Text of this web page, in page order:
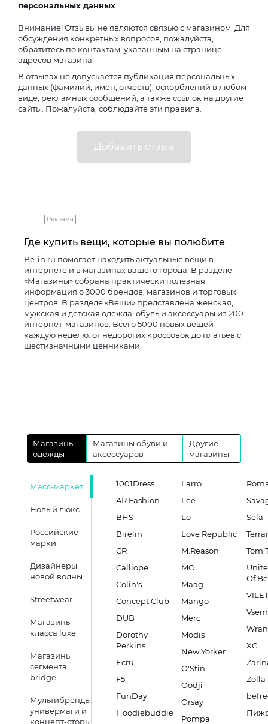
персональных данных
Внимание! Отзывы не являются связью с магазином. Для
обсуждения конкретных вопросов, пожалуйста,
обратитесь по контактам, указанным на странице
адресов магазина.
В отзывах не допускается публикация персональных
данных (фамилий, имен, отчеств), оскорблений в любом
виде, рекламных сообщений, а также ссылок на другие
сайты. Пожалуйста, соблюдайте эти правила.
Реклама
Где купить вещи, которые вы полюбите
Be-in.ru помогает находить актуальные вещи в
интернете и в магазинах вашего города. В разделе
«Магазины» собрана практически полезная
информация о 3000 брендов, магазинов и торговых
центров. В разделе «Вещи» представлена женская,
мужская и детская одежда, обувь и аксессуары из 200
интернет-магазинов. Всего 5000 новых вещей
каждую неделю: от недорогих кроссовок до платьев с
шестизначными ценниками.
Магазины
одежды
Магазины обуви и
аксессуаров
Другие
магазины
Масс-маркет
Новый люкс
Российские
марки
Дизайнеры
новой волны
Streetwear
Магазины
класса luxe
Магазины
сегмента
bridge
Мультибренды,
универмаги и
концепт-сторы
1001Dress
AR Fashion
BHS
Birelin
CR
Calliope
Colin's
Concept Club
DUB
Dorothy
Perkins
Ecru
F5
FunDay
Hoodiebuddie
Larro
Lee
Lo
Love Republic
M.Reason
MO
Maag
Mango
Merc
Modis
New Yorker
O'Stin
Oodji
Orsay
Pompa
Sela
Tom
Of
VILET
XC
Zolla